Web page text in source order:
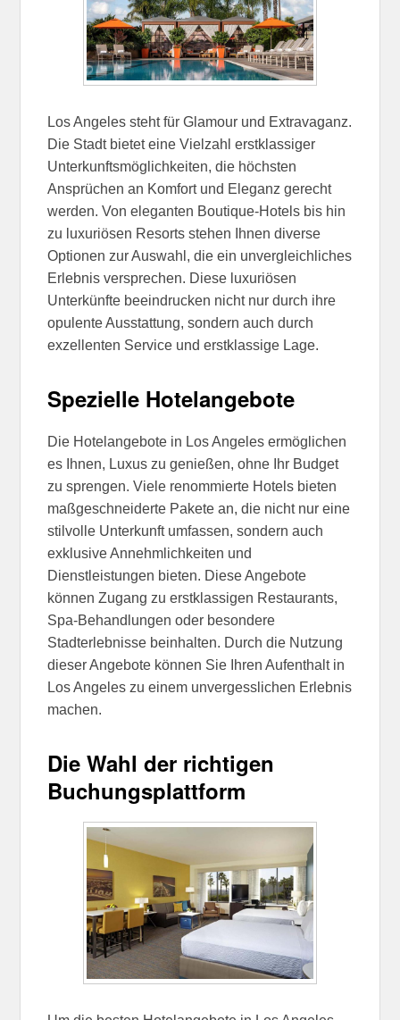
Los Angeles steht für Glamour und Extravaganz.
Die Stadt bietet eine Vielzahl erstklassiger
Unterkunftsmöglichkeiten, die höchsten
Ansprüchen an Komfort und Eleganz gerecht
werden. Von eleganten Boutique-Hotels bis hin
zu luxuriösen Resorts stehen Ihnen diverse
Optionen zur Auswahl, die ein unvergleichliches
Erlebnis versprechen. Diese luxuriösen
Unterkünfte beeindrucken nicht nur durch ihre
opulente Ausstattung, sondern auch durch
exzellenten Service und erstklassige Lage.
Spezielle Hotelangebote
Die Hotelangebote in Los Angeles ermöglichen
es Ihnen, Luxus zu genießen, ohne Ihr Budget
zu sprengen. Viele renommierte Hotels bieten
maßgeschneiderte Pakete an, die nicht nur eine
stilvolle Unterkunft umfassen, sondern auch
exklusive Annehmlichkeiten und
Dienstleistungen bieten. Diese Angebote
können Zugang zu erstklassigen Restaurants,
Spa-Behandlungen oder besondere
Stadterlebnisse beinhalten. Durch die Nutzung
dieser Angebote können Sie Ihren Aufenthalt in
Los Angeles zu einem unvergesslichen Erlebnis
machen.
Die Wahl der richtigen
Buchungsplattform